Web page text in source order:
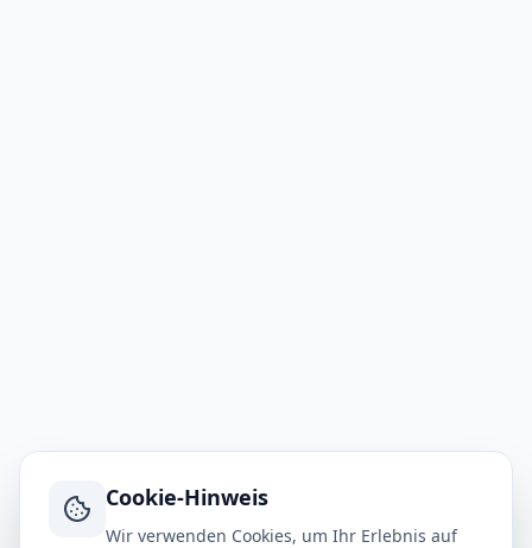
Cookie-Hinweis
Wir verwenden Cookies, um Ihr Erlebnis auf